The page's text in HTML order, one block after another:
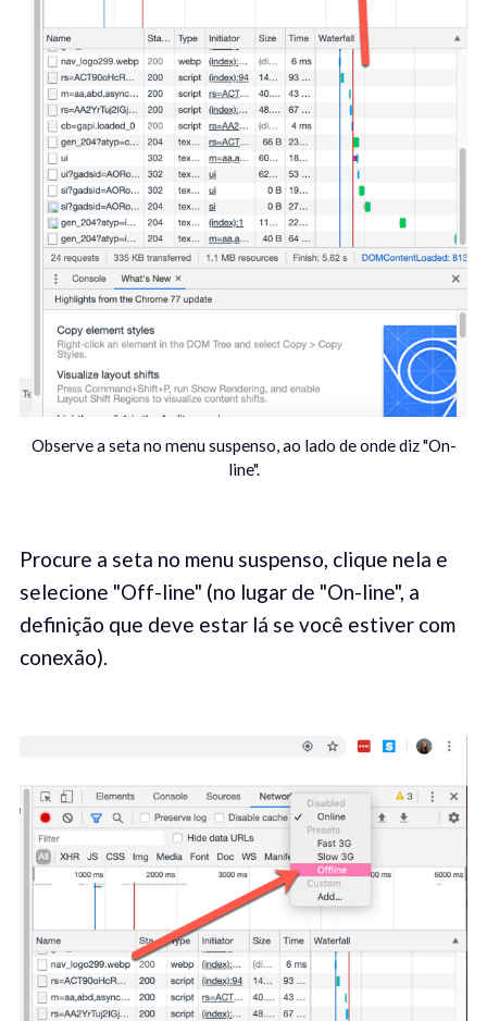
Observe a seta no menu suspenso, ao lado de onde diz "On-
line".
Procure a seta no menu suspenso, clique nela e
selecione "Off-line" (no lugar de "On-line", a
definição que deve estar lá se você estiver com
conexão).